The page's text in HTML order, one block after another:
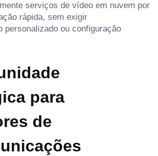
serviços de vídeo em nuvem por
rápida, sem exigir
personalizado ou configuração
para
de